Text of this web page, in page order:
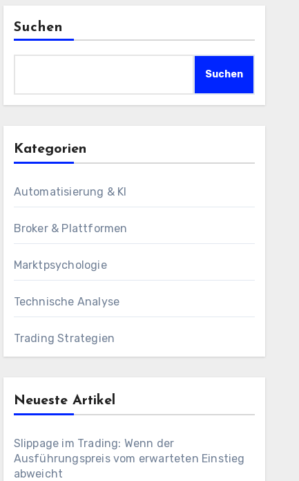
Suchen
Suchen
Kategorien
Automatisierung & KI
Broker & Plattformen
Marktpsychologie
Technische Analyse
Trading Strategien
Neueste Artikel
Slippage im Trading: Wenn der
Ausführungspreis vom erwarteten Einstieg
abweicht